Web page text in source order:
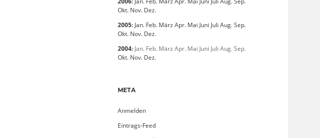
Okt. Nov. Dez.
2005: Jan. Feb. März Apr. Mai Juni Juli Aug.Sep.
Okt. Nov. Dez.
2004: Jan. Feb. März Apr. Mai Juni Juli Aug.Sep.
Okt. Nov. Dez.
META
Anmelden
Eintrags-Feed